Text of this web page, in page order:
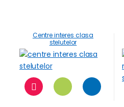
Centre interes clasa
stelutelor